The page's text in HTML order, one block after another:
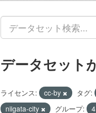
データセット
ライセンス: cc-by タグ:
niigata-city
グループ: